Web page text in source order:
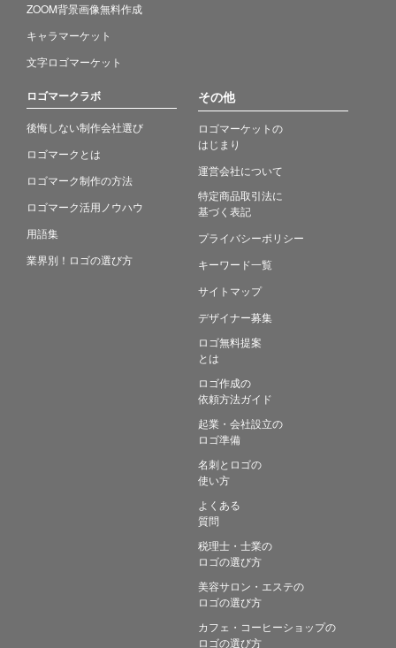
ZOOM背景画像無料作成
キャラマーケット
文字ロゴマーケット
ロゴマークラボ
後悔しない制作会社選び
ロゴマークとは
ロゴマーク制作の方法
ロゴマーク活用ノウハウ
用語集
業界別！ロゴの選び方
その他
ロゴマーケットの
はじまり
運営会社について
特定商品取引法に
基づく表記
プライバシーポリシー
キーワード一覧
サイトマップ
デザイナー募集
ロゴ無料提案
とは
ロゴ作成の
依頼方法ガイド
起業・会社設立の
ロゴ準備
名刺とロゴの
使い方
よくある
質問
税理士・士業の
ロゴの選び方
美容サロン・エステの
ロゴの選び方
カフェ・コーヒーショップの
ロゴの選び方